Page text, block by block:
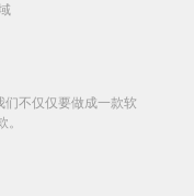
们不仅仅要做成一款软